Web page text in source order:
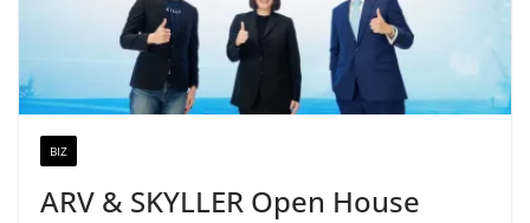
BIZ
ARV & SKYLLER Open House